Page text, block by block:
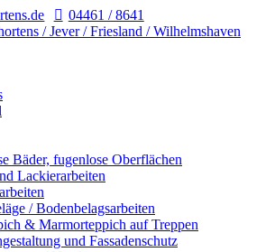
04461 / 8641
Bäder, fugenlose Oberflächen
Lackierarbeiten
/ Bodenbelagsarbeiten
& Marmorteppich auf Treppen
und Fassadenschutz